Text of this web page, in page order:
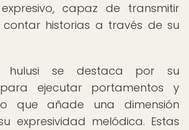
capaz de transmitir
contar historias a través de su
hulusi se destaca por su
ejecutar portamentos y
que añade una dimensión
expresividad melódica. Estas